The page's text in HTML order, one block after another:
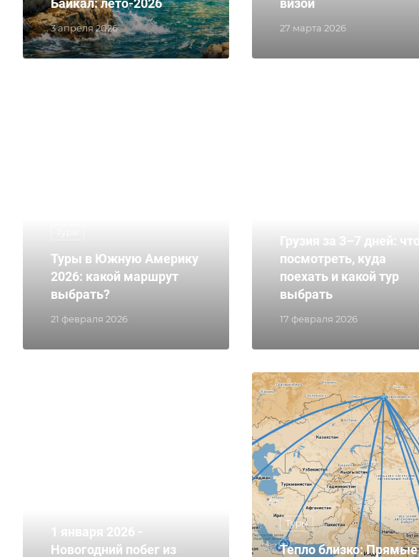
3 апреля 2026
Байкал: лето-2026
27 марта 2026
визой
21 февраля 2026
Туры в Южную Америку
2026: какой маршрут
выбрать?
17 февраля 2026
Грузия за 3–7 дней: что
посмотреть, куда
поехать и какой тур
выбрать
1 января 2026 -
Новогодний побег из
Туры
Тепло близко: Прямые